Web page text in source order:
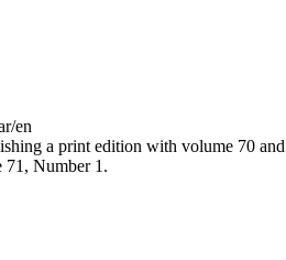
en
a print edition with volume 70
71, Number 1.